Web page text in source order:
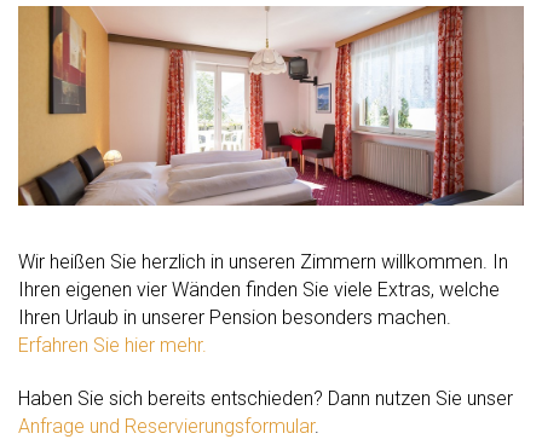
Wir heißen Sie herzlich in unseren Zimmern willkommen. In
Ihren eigenen vier Wänden finden Sie viele Extras, welche
Ihren Urlaub in unserer Pension besonders machen.
Erfahren Sie hier mehr.
Haben Sie sich bereits entschieden? Dann nutzen Sie unser
Anfrage und Reservierungsformular.